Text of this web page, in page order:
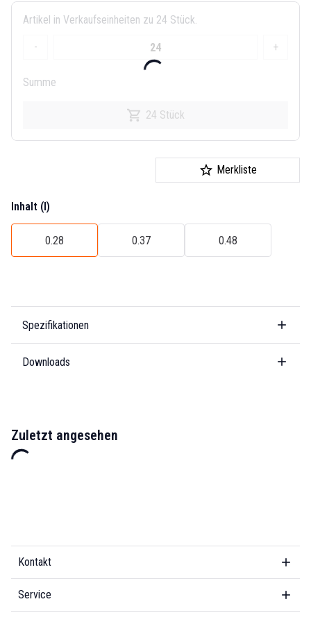
Artikel in Verkaufseinheiten zu 24 Stück.
- +
Summe
24 Stück
Merkliste
Inhalt (l)
0.28 0.37 0.48
Spezifikationen
Downloads
Zuletzt angesehen
Kontakt
Service